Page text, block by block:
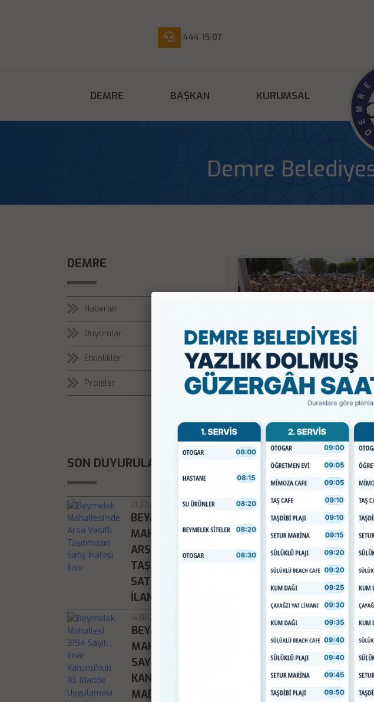
444 15 07
DEMRE BAŞKAN KURUMSAL
Demre
DEMRE
Haberler
Duyurular
Etkinlikler
Projeler
SON DUYURULAR
21.07.2026
BEYMELEK
MAHALLESI'NDE
ARSA VASIFLI
TAŞINMAZIN
SATIŞ İHALESI
İLANI
14.07.2026
BEYMELEK
MAHALLESI 3194
SAYILI İMAR
KANUNU'NUN 18.
MADDE
olmak ve Demre’mizi hak ettiği